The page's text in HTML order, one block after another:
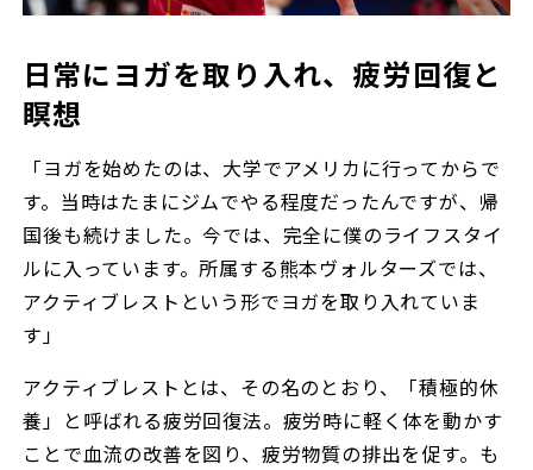
日常にヨガを取り入れ、疲労回復と
瞑想
「ヨガを始めたのは、大学でアメリカに行ってからで
す。当時はたまにジムでやる程度だったんですが、帰
国後も続けました。今では、完全に僕のライフスタイ
ルに入っています。所属する熊本ヴォルターズでは、
アクティブレストという形でヨガを取り入れていま
す」
アクティブレストとは、その名のとおり、「積極的休
養」と呼ばれる疲労回復法。疲労時に軽く体を動かす
ことで血流の改善を図り、疲労物質の排出を促す。も